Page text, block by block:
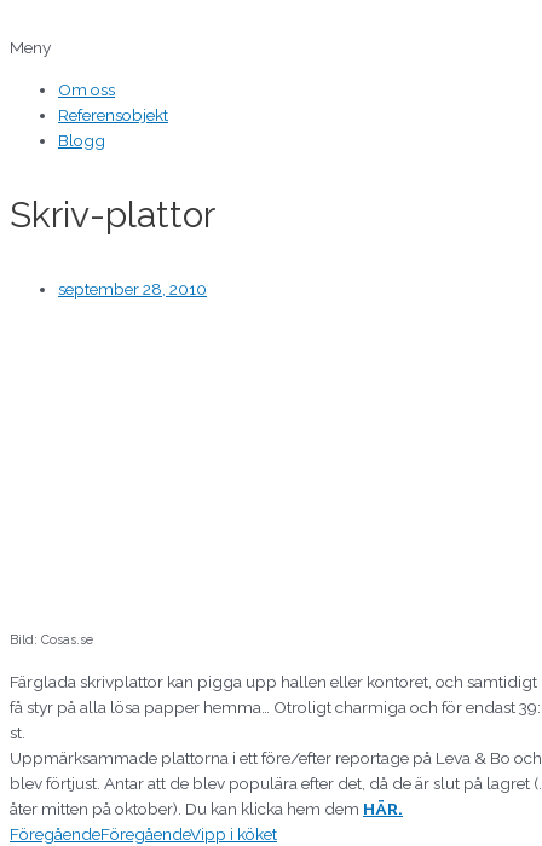
innehåll
Meny
Om oss
Referensobjekt
Blogg
Skriv-plattor
september 28, 2010
Bild: Cosas.se
Färglada skrivplattor kan pigga upp hallen eller kontoret, och samtidigt
få styr på alla lösa papper hemma… Otroligt charmiga och för endast
st.
Uppmärksammade plattorna i ett före/efter reportage på Leva & Bo och
blev förtjust. Antar att de blev populära efter det, då de är slut på lagret
åter mitten på oktober). Du kan klicka hem dem HÄR.
FöregåendeFöregåendeVipp i köket